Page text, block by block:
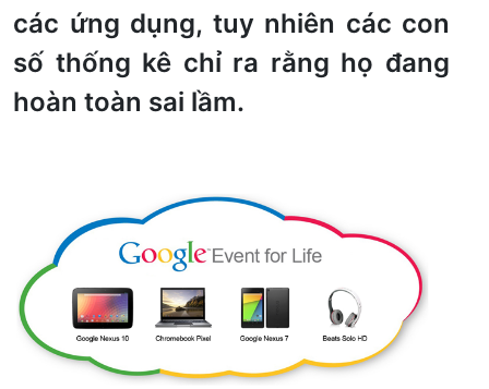
các ứng dụng, tuy nhiên các con
số thống kê chỉ ra rằng họ đang
hoàn toàn sai lầm.